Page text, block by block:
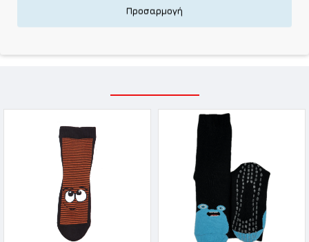
Απολαύστε Υφάσματα Φιλικά Προς το Δέρμα & Ανώτερη
Προσαρμογή